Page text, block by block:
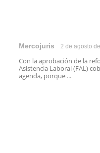
Mercojuris 2 de agosto
Con la aprobación de la
Asistencia Laboral (FAL)
agenda, porque ...